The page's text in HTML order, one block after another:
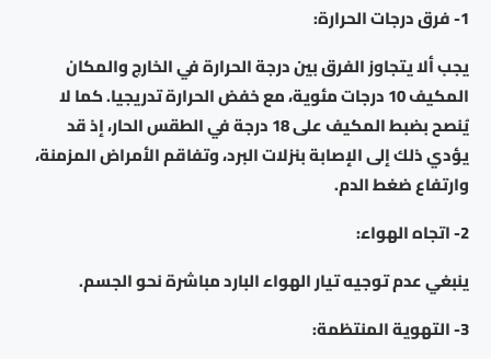
1- فرق درجات الحرارة:
يجب ألا يتجاوز الفرق بين درجة الحرارة في الخارج والمكان
المكيف 10 درجات مئوية، مع خفض الحرارة تدريجيا. كما لا
يُنصح بضبط المكيف على 18 درجة في الطقس الحار، إذ قد
يؤدي ذلك إلى الإصابة بنزلات البرد، وتفاقم الأمراض المزمنة،
وارتفاع ضغط الدم.
2- اتجاه الهواء:
ينبغي عدم توجيه تيار الهواء البارد مباشرة نحو الجسم.
3- التهوية المنتظمة: